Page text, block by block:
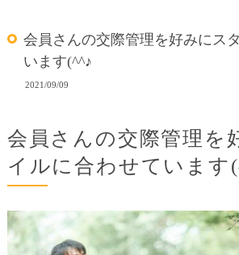
会員さんの交際管理を好みにス
います(^^♪
2021/09/09
会員さんの交際管理を
イルに合わせています